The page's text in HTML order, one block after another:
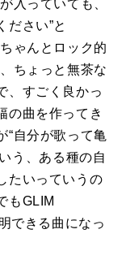
入っていても、
ださい”と
ゃんとロック的
ちょっと無茶な
、すごく良かっ
の曲を作ってき
“自分が歌って亀
う、ある種の自
たいっていうの
もGLIM
できる曲になっ